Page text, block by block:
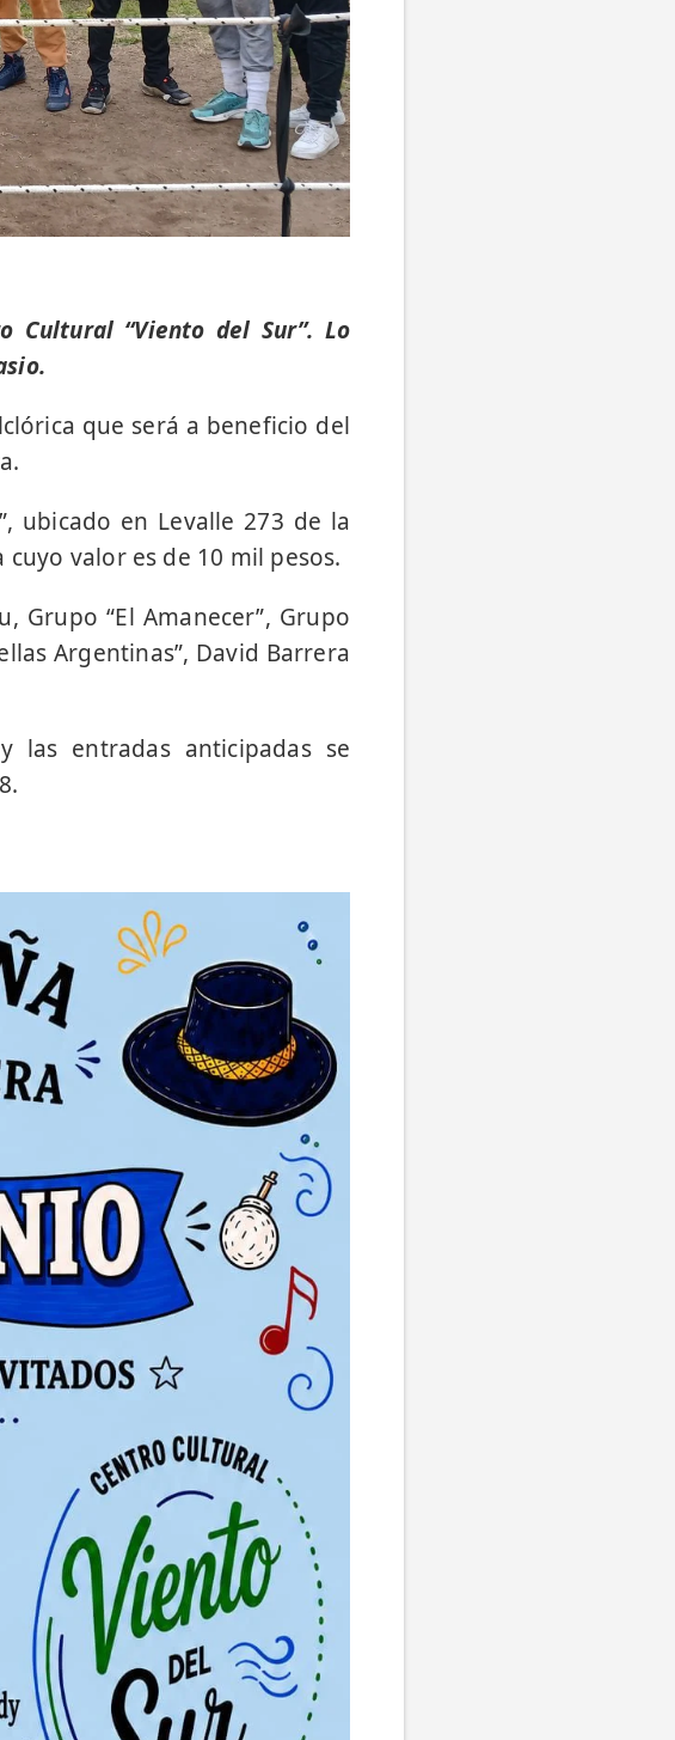
Cultural “Viento del Sur”. Lo
que será a beneficio del
ubicado en Levalle 273 de la
valor es de 10 mil pesos.
Grupo “El Amanecer”, Grupo
Argentinas”, David Barrera
las entradas anticipadas se